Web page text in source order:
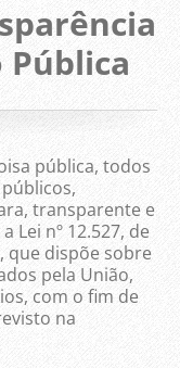
pública, todos
transparente e
Lei nº 12.527, de
que dispõe sobre
pela União,
com o fim de
na